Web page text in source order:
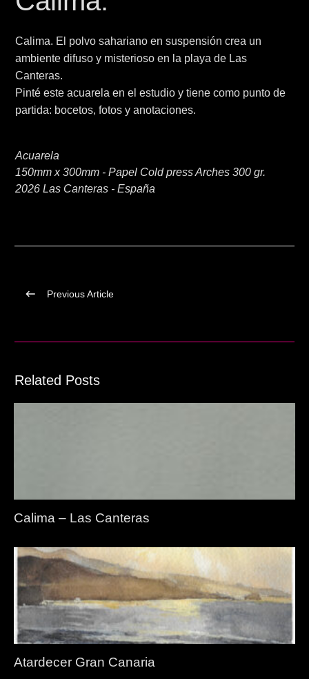
Calima. El polvo sahariano en suspensión crea un
ambiente difuso y misterioso en la playa de Las
Canteras.
Pinté este acuarela en el estudio y tiene como punto de
partida: bocetos, fotos y anotaciones.
Acuarela
150mm x 300mm - Papel Cold press Arches 300 gr.
2026 Las Canteras - España
Previous Article
Related Posts
Calima – Las Canteras
Atardecer Gran Canaria